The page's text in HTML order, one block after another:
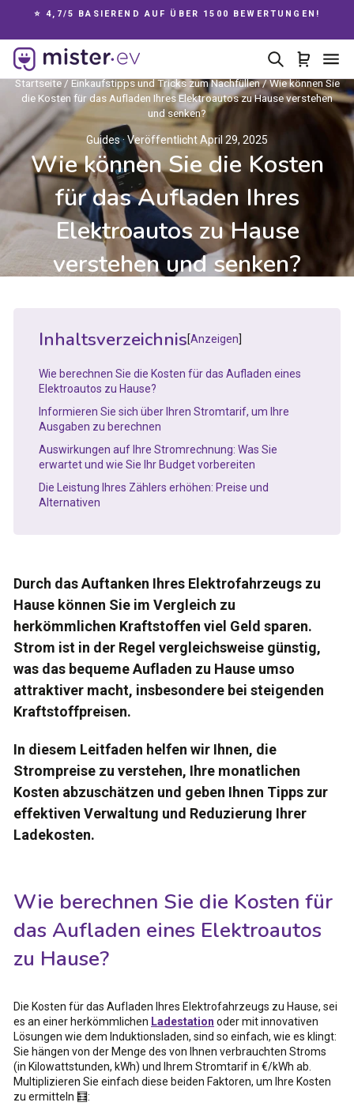
Inhalt
⭐ 4,7/5 BASIEREND AUF ÜBER 1500 BEWERTUNGEN!
Suche
Startseite/Einkaufstipps und Tricks zum Nachfüllen/Wie können Sie
die Kosten für das Aufladen Ihres Elektroautos zu Hause verstehen
und senken?
Guides· Veröffentlicht April 29, 2025
Wie können Sie die Kosten
für das Aufladen Ihres
Elektroautos zu Hause
verstehen und senken?
Inhaltsverzeichnis Anzeigen
Wie berechnen Sie die Kosten für das Aufladen eines
Elektroautos zu Hause?
Informieren Sie sich über Ihren Stromtarif, um Ihre
Ausgaben zu berechnen
Auswirkungen auf Ihre Stromrechnung: Was Sie
erwartet und wie Sie Ihr Budget vorbereiten
Die Leistung Ihres Zählers erhöhen: Preise und
Alternativen
Durch das Auftanken Ihres Elektrofahrzeugs zu
Hause können Sie im Vergleich zu
herkömmlichen Kraftstoffen viel Geld sparen.
Strom ist in der Regel vergleichsweise günstig,
was das bequeme Aufladen zu Hause umso
attraktiver macht, insbesondere bei steigenden
Kraftstoffpreisen.
In diesem Leitfaden helfen wir Ihnen, die
Strompreise zu verstehen, Ihre monatlichen
Kosten abzuschätzen und geben Ihnen Tipps zur
effektiven Verwaltung und Reduzierung Ihrer
Ladekosten.
Wie berechnen Sie die Kosten für
das Aufladen eines Elektroautos
zu Hause?
Die Kosten für das Aufladen Ihres Elektrofahrzeugs zu Hause, sei
es an einer herkömmlichen Ladestation oder mit innovativen
Lösungen wie dem Induktionsladen, sind so einfach, wie es klingt:
Sie hängen von der Menge des von Ihnen verbrauchten Stroms
(in Kilowattstunden, kWh) und Ihrem Stromtarif in €/kWh ab.
Multiplizieren Sie einfach diese beiden Faktoren, um Ihre Kosten
zu ermitteln 🧮: